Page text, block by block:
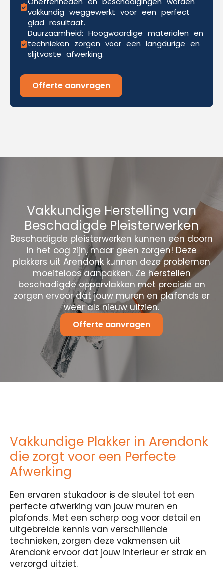
vakkundig weggewerkt voor een perfect
glad resultaat.
Duurzaamheid: Hoogwaardige materialen en
technieken zorgen voor een langdurige en
slijtvaste afwerking.
Offerte aanvragen
Vakkundige Herstelling van
Beschadigde Pleisterwerken
Beschadigde pleisterwerken kunnen een doorn
in het oog zijn, maar geen zorgen! Deze
plakkers uit Arendonk kunnen deze problemen
moeiteloos aanpakken. Ze herstellen
beschadigde oppervlakken met precisie en
zorgen ervoor dat jouw muren en plafonds er
weer als nieuw uitzien.
Offerte aanvragen
Vakkundige Plakker in Arendonk
die zorgt voor een Perfecte
Afwerking
Een ervaren stukadoor is de sleutel tot een
perfecte afwerking van jouw muren en
plafonds. Met een scherp oog voor detail en
uitgebreide kennis van verschillende
technieken, zorgen deze vakmensen uit
Arendonk ervoor dat jouw interieur er strak en
verzorgd uitziet.